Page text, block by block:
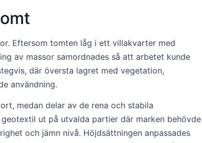
Eftersom tomten låg i ett villakvarter med
av massor samordnades så att arbetet kunde
där översta lagret med vegetation,
användning.
medan delar av de rena och stabila
ut på utvalda partier där marken behövde
och jämn nivå. Höjdsättningen anpassades